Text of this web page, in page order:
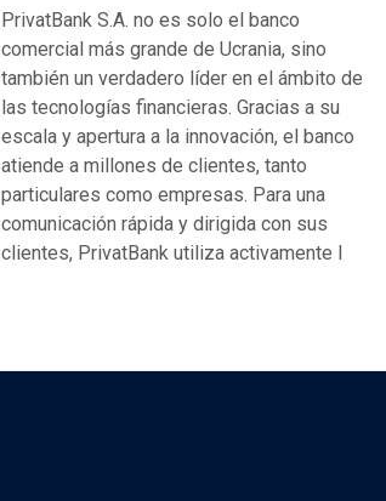
PrivatBank S.A. no es solo el banco
comercial más grande de Ucrania, sino
también un verdadero líder en el ámbito de
las tecnologías financieras. Gracias a su
escala y apertura a la innovación, el banco
atiende a millones de clientes, tanto
particulares como empresas. Para una
comunicación rápida y dirigida con sus
clientes, PrivatBank utiliza activamente l